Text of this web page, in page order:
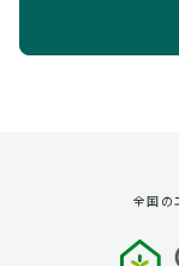
第三者への
全国の